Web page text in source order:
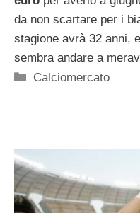
da non scartare per i
stagione avrà 32 anni,
sembra andare a
Categorie
Calciomercato